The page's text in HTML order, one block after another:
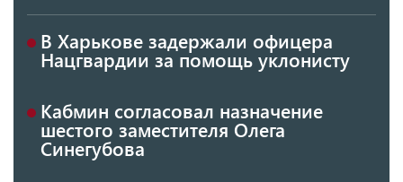
В Харькове задержали офицера
Нацгвардии за помощь уклонисту
Кабмин согласовал назначение
шестого заместителя Олега
Синегубова